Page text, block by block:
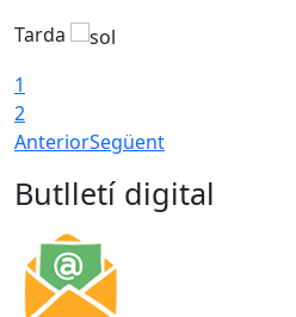
Tarda
1
2
AnteriorSegüent
Butlletí digital